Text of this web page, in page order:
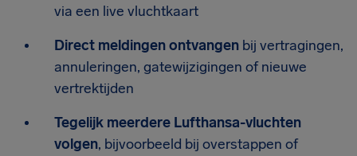
via een live vluchtkaart
Direct meldingen ontvangen bij vertragingen,
annuleringen, gatewijzigingen of nieuwe
vertrektijden
Tegelijk meerdere Lufthansa-vluchten
volgen, bijvoorbeeld bij overstappen of